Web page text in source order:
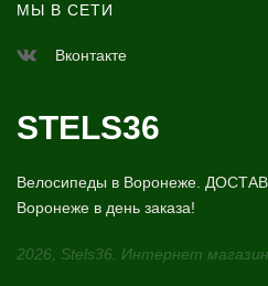
МЫ В СЕТИ
Вконтакте
STELS36
Велосипеды в Воронеже.
Воронеже в день заказа!
2026, Stels36. Интернет